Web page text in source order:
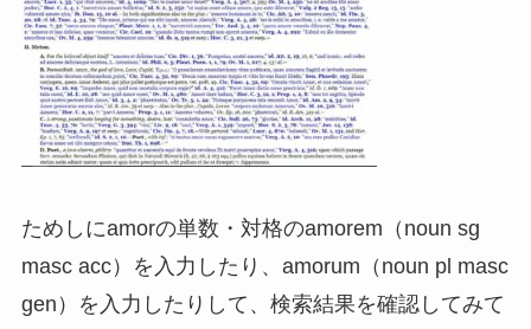
ためしにamorの単数・対格のamorem（noun sg
masc acc）を入力したり、amorum（noun pl masc
gen）を入力したりして、検索結果を確認してみて